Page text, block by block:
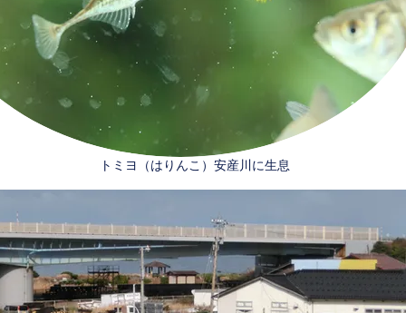
​トミヨ（はりんこ）安産川に生息